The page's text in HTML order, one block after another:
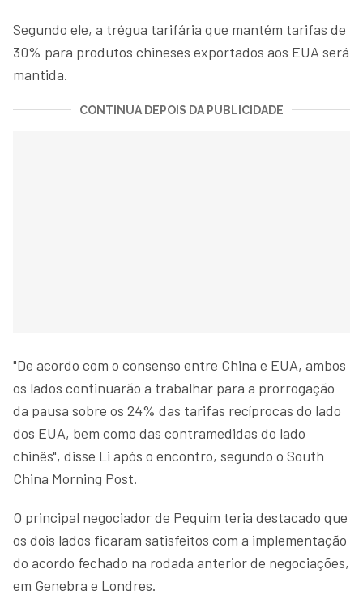
Segundo ele, a trégua tarifária que mantém tarifas de
30% para produtos chineses exportados aos EUA será
mantida.
CONTINUA DEPOIS DA PUBLICIDADE
"De acordo com o consenso entre China e EUA, ambos
os lados continuarão a trabalhar para a prorrogação
da pausa sobre os 24% das tarifas recíprocas do lado
dos EUA, bem como das contramedidas do lado
chinês", disse Li após o encontro, segundo o South
China Morning Post.
O principal negociador de Pequim teria destacado que
os dois lados ficaram satisfeitos com a implementação
do acordo fechado na rodada anterior de negociações,
em Genebra e Londres.